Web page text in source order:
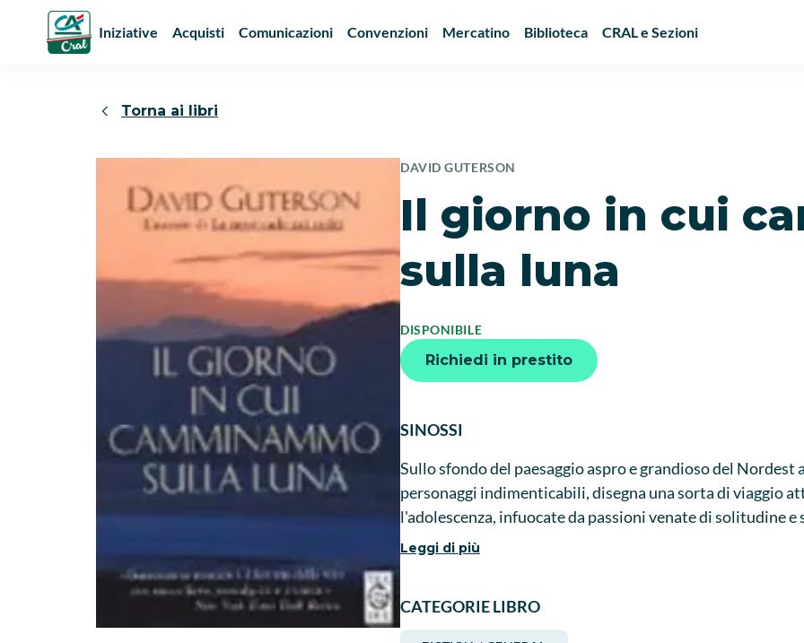
Iniziative Acquisti Comunicazioni Convenzioni Mercatino Biblioteca CRAL e Sezioni
Torna ai libri
DAVID GUTERSON
Il giorno in cui
sulla luna
DISPONIBILE
Richiedi in prestito
SINOSSI
Sullo sfondo del paesaggio aspro e grandioso del
personaggi indimenticabili, disegna una sorta di viaggio
l'adolescenza, infuocate da passioni venate di solitudine
oscurata da grettezza e cinismo; la vecchiaia, l'età della
Leggi di più
CATEGORIE LIBRO